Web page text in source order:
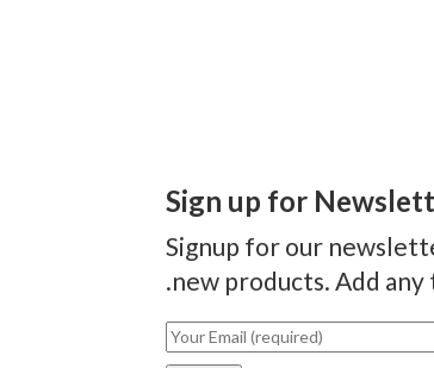
Sign up for
Signup for our
new products. Add